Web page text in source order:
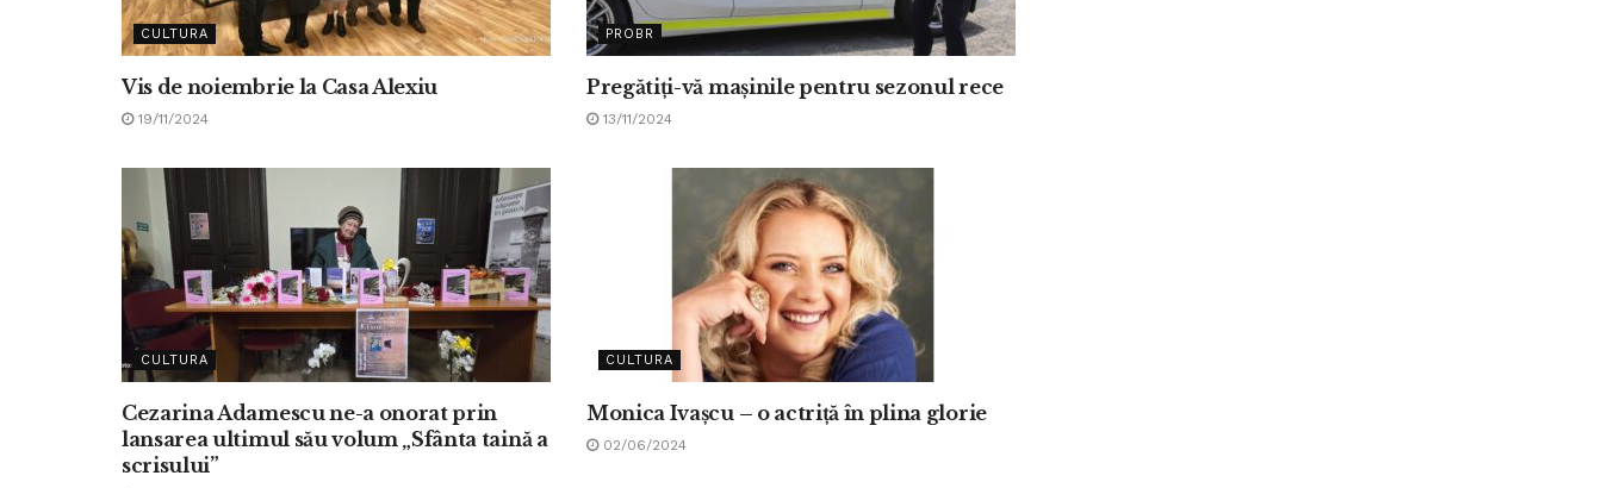
CULTURA
Vis de noiembrie la Casa Alexiu
19/11/2024
PROBR
Pregătiţi-vă maşinile pentru sezonul rece
13/11/2024
CULTURA
Cezarina Adamescu ne-a onorat prin
lansarea ultimul său volum „Sfânta taină a
scrisului”
CULTURA
Monica Ivașcu – o actriță în plina glorie
02/06/2024